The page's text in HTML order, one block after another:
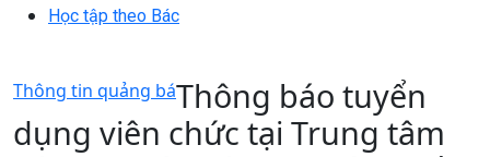
Học tập theo Bác
Thông tin quảng báThông báo tuyển
dụng viên chức tại Trung tâm